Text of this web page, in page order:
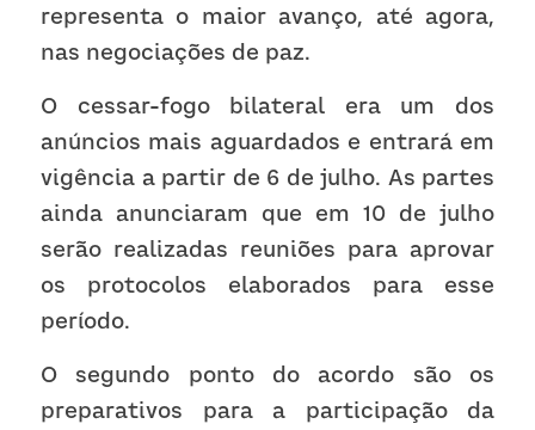
representa o maior avanço, até agora,
nas negociações de paz.
O cessar-fogo bilateral era um dos
anúncios mais aguardados e entrará em
vigência a partir de 6 de julho. As partes
ainda anunciaram que em 10 de julho
serão realizadas reuniões para aprovar
os protocolos elaborados para esse
período.
O segundo ponto do acordo são os
preparativos para a participação da